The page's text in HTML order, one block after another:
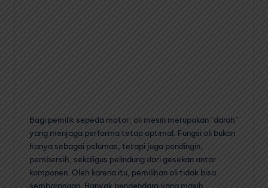
Bagi pemilik sepeda motor, oli mesin merupakan “darah”
yang menjaga performa tetap optimal. Fungsi oli bukan
hanya sebagai pelumas, tetapi juga pendingin,
pembersih, sekaligus pelindung dari gesekan antar
komponen. Oleh karena itu, pemilihan oli tidak bisa
sembarangan. Banyak pengendara yang masih